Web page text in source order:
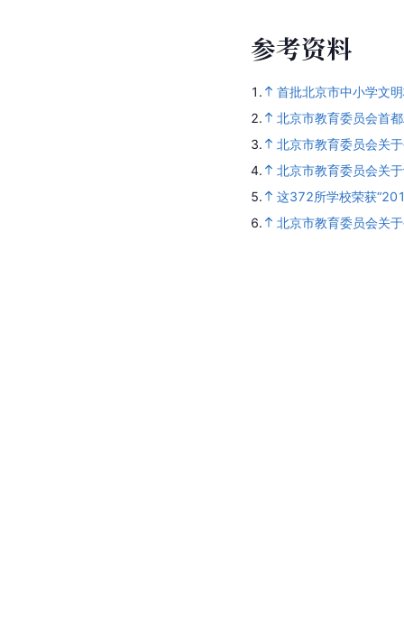
参考资料
1.
首批北京市中小学文
2.
北京市教育委员会首
3.
北京市教育委员会关
4.
北京市教育委员会关
5.
这372所学校荣获
6.
北京市教育委员会关